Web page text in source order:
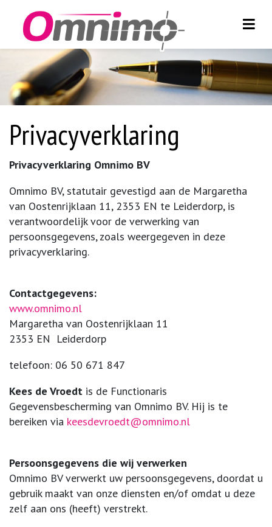
Skip to content
Privacyverklaring
Privacyverklaring Omnimo BV
Omnimo BV, statutair gevestigd aan de Margaretha
van Oostenrijklaan 11, 2353 EN te Leiderdorp, is
verantwoordelijk voor de verwerking van
persoonsgegevens, zoals weergegeven in deze
privacyverklaring.
Contactgegevens:
www.omnimo.nl
Margaretha van Oostenrijklaan 11
2353 EN Leiderdorp
telefoon: 06 50 671 847
Kees de Vroedt is de Functionaris
Gegevensbescherming van Omnimo BV. Hij is te
bereiken via keesdevroedt@omnimo.nl
Persoonsgegevens die wij verwerken
Omnimo BV verwerkt uw persoonsgegevens, doordat u
gebruik maakt van onze diensten en/of omdat u deze
zelf aan ons (heeft) verstrekt.